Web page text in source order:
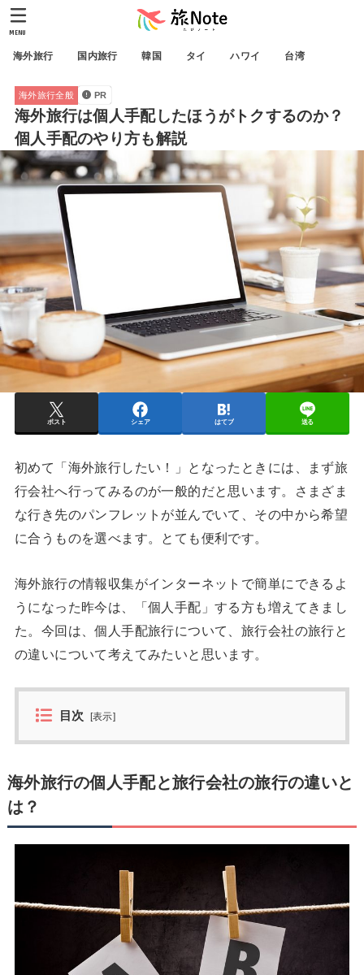
海外旅行 国内旅行 韓国 タイ ハワイ 台湾
MENU
海外旅行全般 PR
海外旅行は個人手配したほうがトクするのか？
個人手配のやり方も解説
ポスト シェア はてブ 送る
初めて「海外旅行したい！」となったときには、まず旅
行会社へ行ってみるのが一般的だと思います。さまざま
な行き先のパンフレットが並んでいて、その中から希望
に合うものを選べます。とても便利です。
海外旅行の情報収集がインターネットで簡単にできるよ
うになった昨今は、「個人手配」する方も増えてきまし
た。今回は、個人手配旅行について、旅行会社の旅行と
の違いについて考えてみたいと思います。
目次 [表示]
海外旅行の個人手配と旅行会社の旅行の違いと
は？